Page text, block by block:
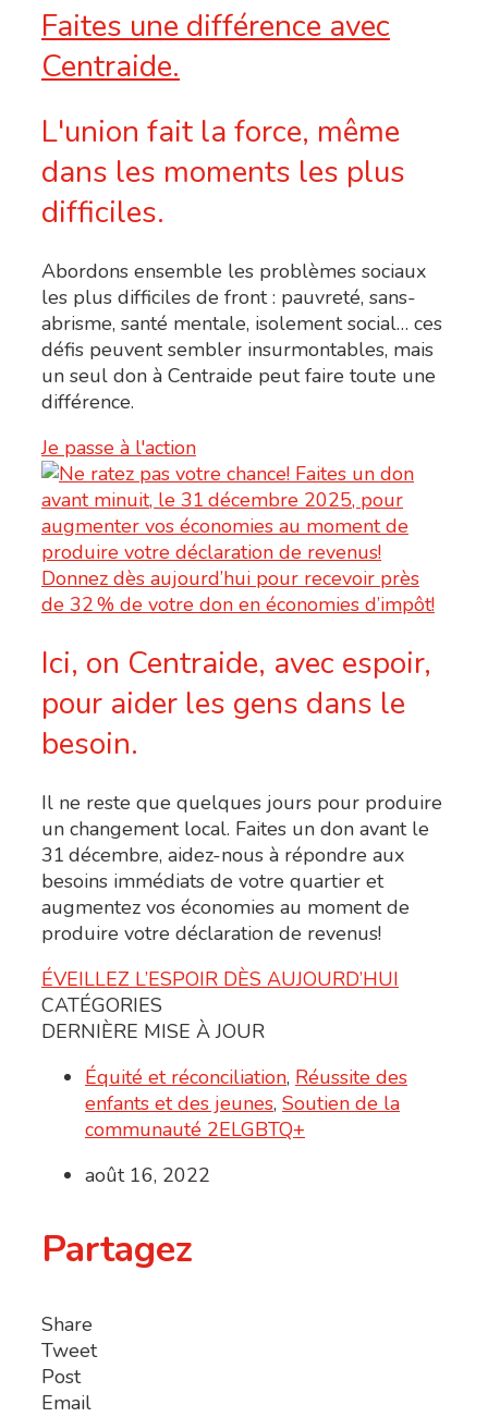
Faites une différence avec
Centraide.
L'union fait la force, même
dans les moments les plus
difficiles.
Abordons ensemble les problèmes sociaux
les plus difficiles de front : pauvreté, sans-
abrisme, santé mentale, isolement social… ces
défis peuvent sembler insurmontables, mais
un seul don à Centraide peut faire toute une
différence.
Je passe à l'action
Ici, on Centraide, avec espoir,
pour aider les gens dans le
besoin.
Il ne reste que quelques jours pour produire
un changement local. Faites un don avant le
31 décembre, aidez-nous à répondre aux
besoins immédiats de votre quartier et
augmentez vos économies au moment de
produire votre déclaration de revenus!
ÉVEILLEZ L’ESPOIR DÈS AUJOURD’HUI
CATÉGORIES
DERNIÈRE MISE À JOUR
Équité et réconciliation, Réussite des
enfants et des jeunes, Soutien de la
communauté 2ELGBTQ+
août 16, 2022
Partagez
Share
Tweet
Post
Email